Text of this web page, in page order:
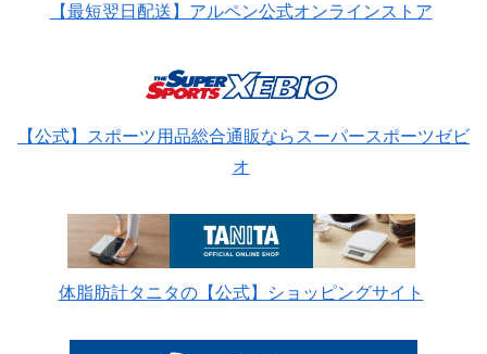
【最短翌日配送】アルペン公式オンラインストア
【公式】スポーツ用品総合通販ならスーパースポーツゼビ
オ
体脂肪計タニタの【公式】ショッピングサイト